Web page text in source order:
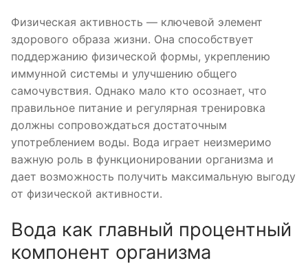
Физическая активность — ключевой элемент
здорового образа жизни. Она способствует
поддержанию физической формы, укреплению
иммунной системы и улучшению общего
самочувствия. Однако мало кто осознает, что
правильное питание и регулярная тренировка
должны сопровождаться достаточным
употреблением воды. Вода играет неизмеримо
важную роль в функционировании организма и
дает возможность получить максимальную выгоду
от физической активности.
Вода как главный процентный
компонент организма